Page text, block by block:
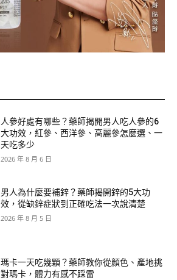
人參好處有哪些？藥師揭開男人吃人參的6
大功效，紅參、西洋參、高麗參怎麼選、一
天吃多少
2026 年 8 月 6 日
男人為什麼要補鋅？藥師揭開鋅的5大功
效，從缺鋅症狀到正確吃法一次說清楚
2026 年 8 月 5 日
瑪卡一天吃幾顆？藥師教你從顏色、產地挑
對瑪卡，體力有感不踩雷